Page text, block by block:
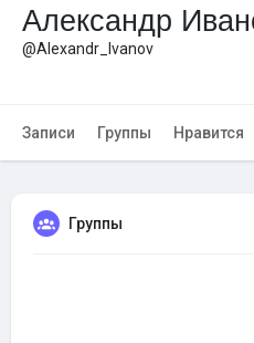
Александр
@Alexandr_Ivanov
Записи Группы Нравится
Группы